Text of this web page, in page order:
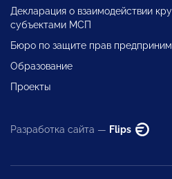
Декларация о взаимодействии
субъектами МСП
Бюро по защите прав
Образование
Проекты
Разработка сайта — Flips